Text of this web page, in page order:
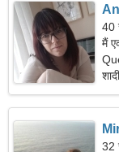
40
मैं
शादी
32